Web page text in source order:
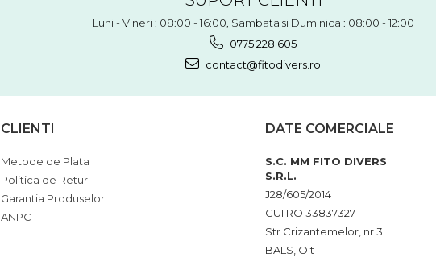
Luni - Vineri : 08:00 - 16:00, Sambata si Duminica : 08:00 - 12:00
0775 228 605
contact@fitodivers.ro
CLIENTI
Metode de Plata
Politica de Retur
Garantia Produselor
ANPC
DATE COMERCIALE
S.C. MM FITO DIVERS
S.R.L.
J28/605/2014
CUI RO 33837327
Str Crizantemelor, nr 3
BALS, Olt